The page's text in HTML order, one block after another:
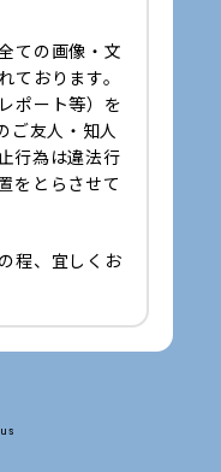
ての画像・文
ております。
ポート等）を
ご友人・知人
行為は違法行
をとらさせて
程、宜しくお